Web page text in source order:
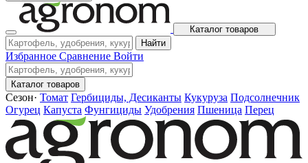
Каталог товаров
Найти
Избранное Сравнение Войти
Каталог товаров
Сезон· Томат Гербициды, Десиканты Кукуруза Подсолнечник
Огурец Капуста Фунгициды Удобрения Пшеница Перец